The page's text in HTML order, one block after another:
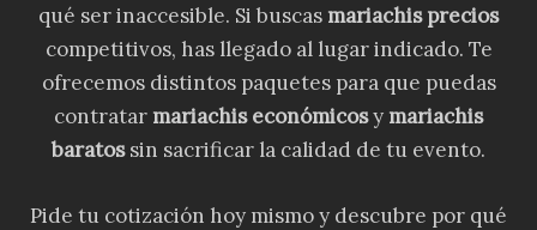
qué ser inaccesible. Si buscas mariachis precios
competitivos, has llegado al lugar indicado. Te
ofrecemos distintos paquetes para que puedas
contratar mariachis económicosy mariachis
baratossin sacrificar la calidad de tu evento.
Pide tu cotización hoy mismo y descubre por qué